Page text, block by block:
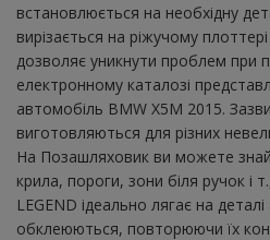
встановлюється на необхідну
вирізається на ріжучому
дозволяє уникнути проблем при
електронному каталозі
автомобіль BMW X5M 2015.
виготовляються для різних
На Позашляховик ви можете
крила, пороги, зони біля ручок і
LEGEND ідеально лягає на
обклеюються, повторюючи їх